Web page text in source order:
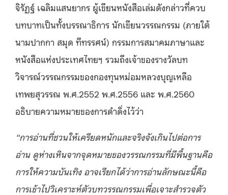
จิรัฏฐ์ เฉลิมแสนยากร ผู้เขียนหนังสือเล่มดังกล่าวที่ควบ
บทบาทเป็นทั้งบรรณาธิการ นักเขียนวรรณกรรม (ภายใต้
นามปากกา สมุด ทีทรรศน์) กรรมการสมาคมภาษาและ
หนังสือแห่งประเทศไทยฯ รวมถึงเจ้าของรางวัลบท
วิจารณ์วรรณกรรมของกองทุนหม่อมหลวงบุญเหลือ
เทพยสุวรรณ พ.ศ.2552 พ.ศ.2556 และ พ.ศ.2560
อธิบายความหมายของการดำดิ่งไว้ว่า
“การอ่านที่ชวนให้เครียดหนักและจริงจังเกินไปต่อการ
อ่าน ดูห่างเหินจากจุดหมายของวรรณกรรมที่มีพื้นฐานคือ
การให้ความบันเทิง อาจเรียกได้ว่าการอ่านลักษณะนี้คือ
การเข้าไปวิเคราะห์ตัวบทวรรณกรรมเพื่อเจาะสำรวจตัว